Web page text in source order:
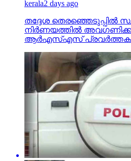
kerala2 days ago
തദ്ദേശ തെരഞ്ഞെടുപ്പില്‍
നിര്‍ണയത്തില്‍
ആര്‍എസ്എസ്